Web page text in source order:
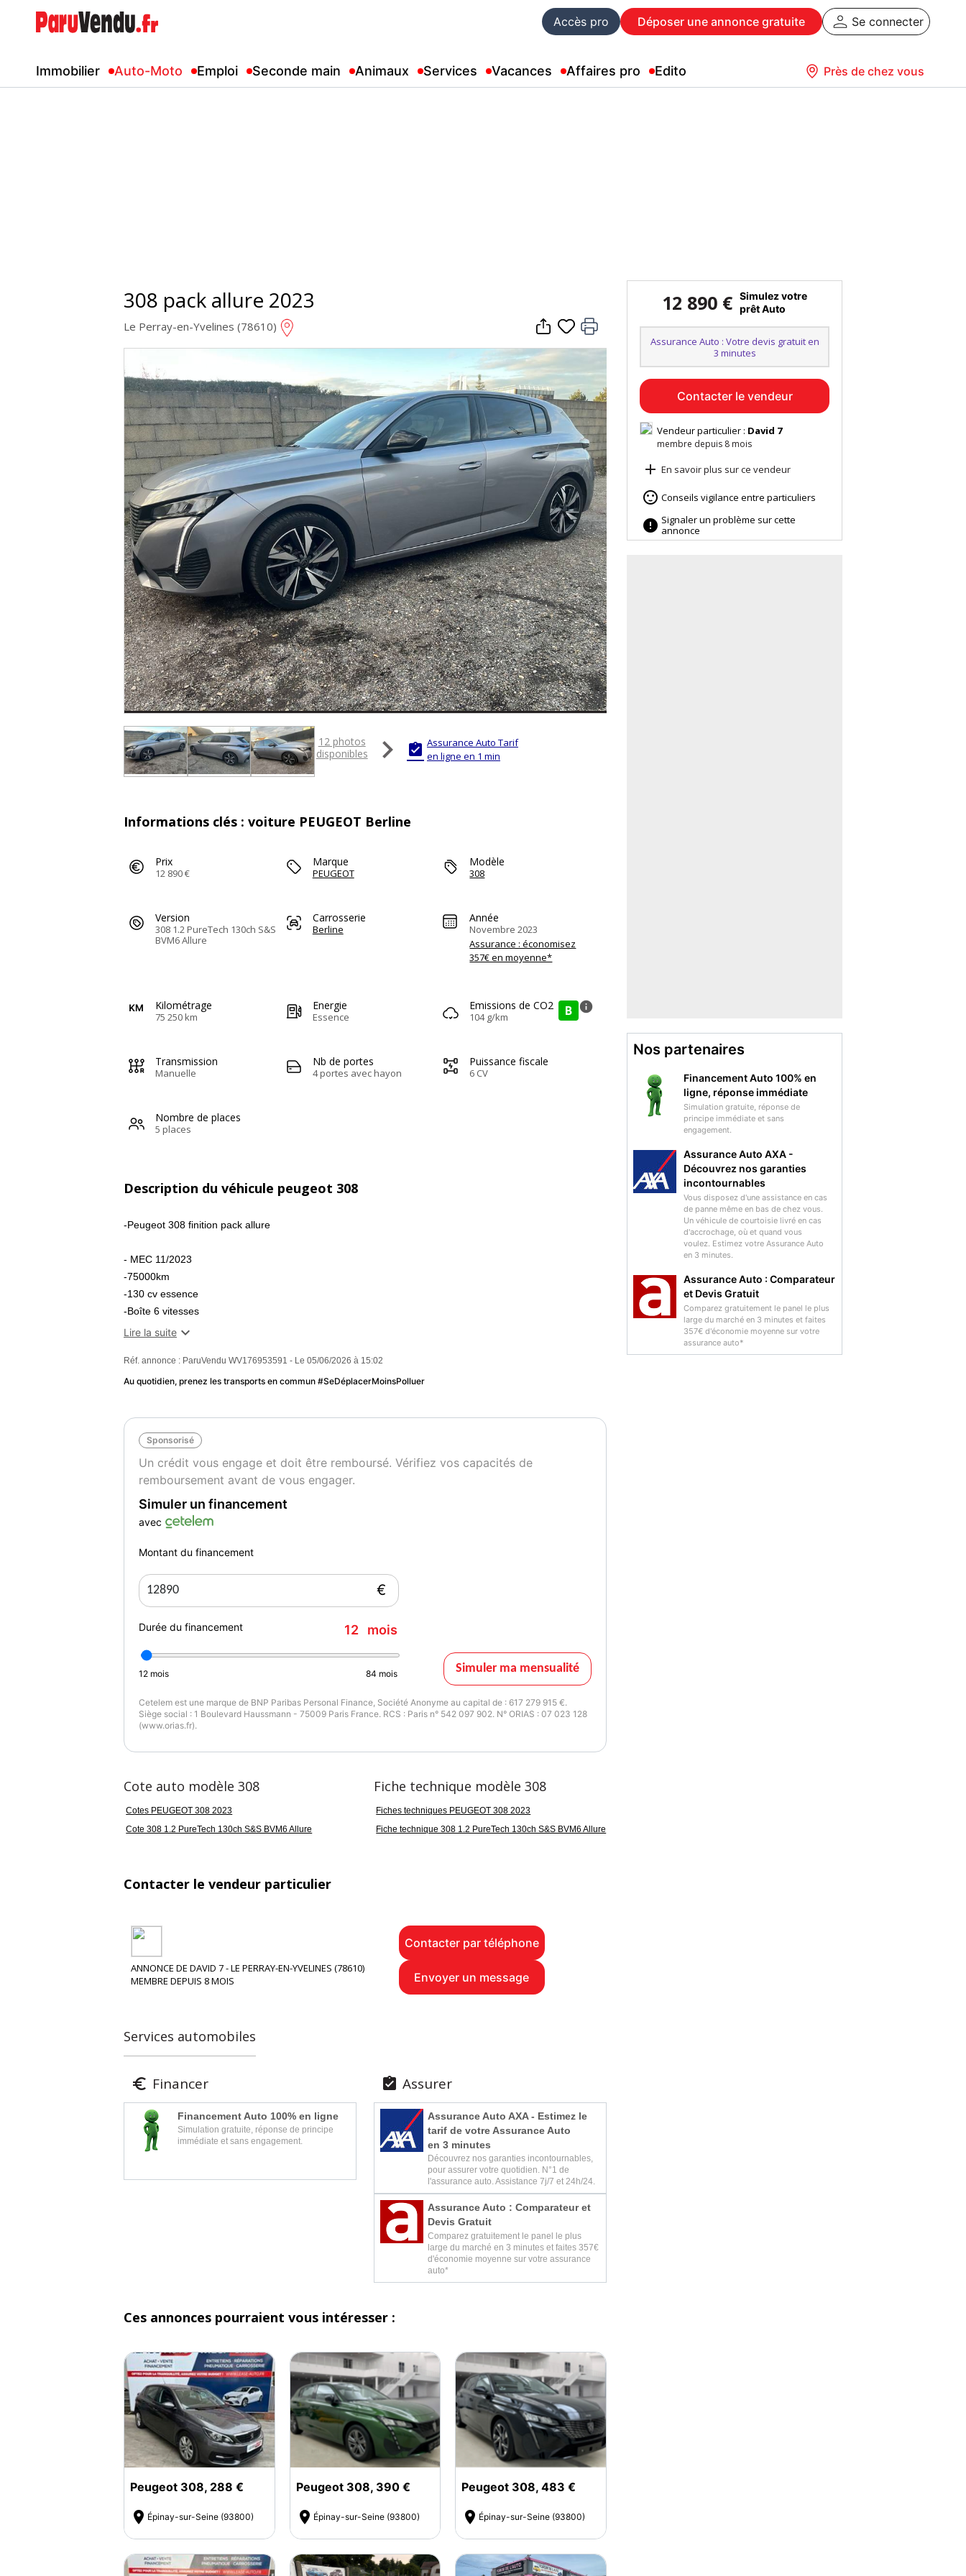
Accès pro Déposer une annonce gratuite Se connecter
Immobilier Auto-Moto Emploi Seconde main Animaux Services Vacances Affaires pro Edito Près de chez vous
308 pack allure 2023
Le Perray-en-Yvelines (78610)
12 photos
disponibles
  Assurance Auto Tarif
en ligne en 1 min
Informations clés : voiture PEUGEOT Berline
Prix
12 890 €
Marque
PEUGEOT
Modèle
308
Version
308 1.2 PureTech 130ch S&S
BVM6 Allure
Carrosserie
Berline
Année
Novembre 2023
Assurance : économisez
357€ en moyenne*
Kilométrage
75 250 km
Energie
Essence
Emissions de CO2
104 g/km B info
Transmission
Manuelle
Nb de portes
4 portes avec hayon
Puissance fiscale
6 CV
Nombre de places
5 places
Description du véhicule peugeot 308
-Peugeot 308 finition pack allure
- MEC 11/2023
-75000km
-130 cv essence
-Boîte 6 vitesses
-Feux adaptatif
-Apple car play android auto
-Rétroviseurs électrique rabatable
-Clim bi zone
-détecteur de pluie
-éclairage automatique
-ouverture fermeture mains libre
-aide aux stationements avant et arrière
- 2 modes de conduite normal /eco
Pour les trajets courts, privilégiez la marche ou le vélo #SeDéplacerMoinsPolluer
Lire la suite 
Réf. annonce : ParuVendu WV176953591 - Le 05/06/2026 à 15:02
Au quotidien, prenez les transports en commun #SeDéplacerMoinsPolluer
Sponsorisé
Un crédit vous engage et doit être remboursé. Vérifiez vos capacités de
remboursement avant de vous engager.
Simuler un financement
avec
Montant du financement
€
Durée du financement 12 mois
12 mois 84 mois Simuler ma mensualité
Cetelem est une marque de BNP Paribas Personal Finance, Société Anonyme au capital de : 617 279 915 €.
Siège social : 1 Boulevard Haussmann - 75009 Paris France. RCS : Paris n° 542 097 902. N° ORIAS : 07 023 128
(www.orias.fr).
Cote auto modèle 308
Cotes PEUGEOT 308 2023
Cote 308 1.2 PureTech 130ch S&S BVM6 Allure
Fiche technique modèle 308
Fiches techniques PEUGEOT 308 2023
Fiche technique 308 1.2 PureTech 130ch S&S BVM6 Allure
Contacter le vendeur particulier
ANNONCE DE DAVID 7 - LE PERRAY-EN-YVELINES (78610)
MEMBRE DEPUIS 8 MOIS
Contacter par téléphone
Envoyer un message
Services automobiles
 Financer
Financement Auto 100% en ligne
Simulation gratuite, réponse de principe
immédiate et sans engagement.
 Assurer
Assurance Auto AXA - Estimez le
tarif de votre Assurance Auto
en 3 minutes
Découvrez nos garanties incontournables,
pour assurer votre quotidien. N°1 de
l'assurance auto. Assistance 7j/7 et 24h/24.
Assurance Auto : Comparateur et
Devis Gratuit
Comparez gratuitement le panel le plus
large du marché en 3 minutes et faites 357€
d'économie moyenne sur votre assurance
auto*
Ces annonces pourraient vous intéresser :
Peugeot 308, 288 €
 Épinay-sur-Seine (93800)
Peugeot 308, 390 €
 Épinay-sur-Seine (93800)
Peugeot 308, 483 €
 Épinay-sur-Seine (93800)
12 890 € Simulez votre
prêt Auto
Assurance Auto : Votre devis gratuit en
3 minutes
Contacter le vendeur
Vendeur particulier : David 7
membre depuis 8 mois
 En savoir plus sur ce vendeur
 Conseils vigilance entre particuliers
 Signaler un problème sur cette
annonce
Nos partenaires
Financement Auto 100% en
ligne, réponse immédiate
Simulation gratuite, réponse de
principe immédiate et sans
engagement.
Assurance Auto AXA -
Découvrez nos garanties
incontournables
Vous disposez d'une assistance en cas
de panne même en bas de chez vous.
Un véhicule de courtoisie livré en cas
d'accrochage, où et quand vous
voulez. Estimez votre Assurance Auto
en 3 minutes.
Assurance Auto : Comparateur
et Devis Gratuit
Comparez gratuitement le panel le plus
large du marché en 3 minutes et faites
357€ d'économie moyenne sur votre
assurance auto*